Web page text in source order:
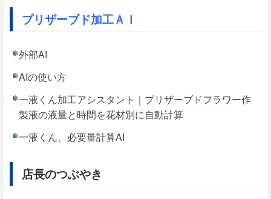
プリザーブド加工ＡＩ
外部AI
AIの使い方
一液くん加工アシスタント｜プリザーブドフラワー作
製液の液量と時間を花材別に自動計算
一液くん、必要量計算AI
店長のつぶやき